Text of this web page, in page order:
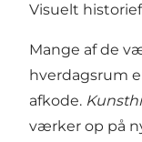
Visuelt
Mange af de
hverdagsrum
afkode.
værker op på